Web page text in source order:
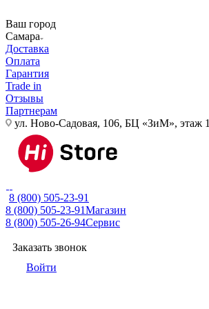
Ваш город
Самара
Доставка
Оплата
Гарантия
Trade in
Отзывы
Партнерам
ул. Ново-Садовая, 106, БЦ «ЗиМ», этаж 1
8 (800) 505-23-91
8 (800) 505-23-91Магазин
8 (800) 505-26-94Сервис
Заказать звонок
Войти